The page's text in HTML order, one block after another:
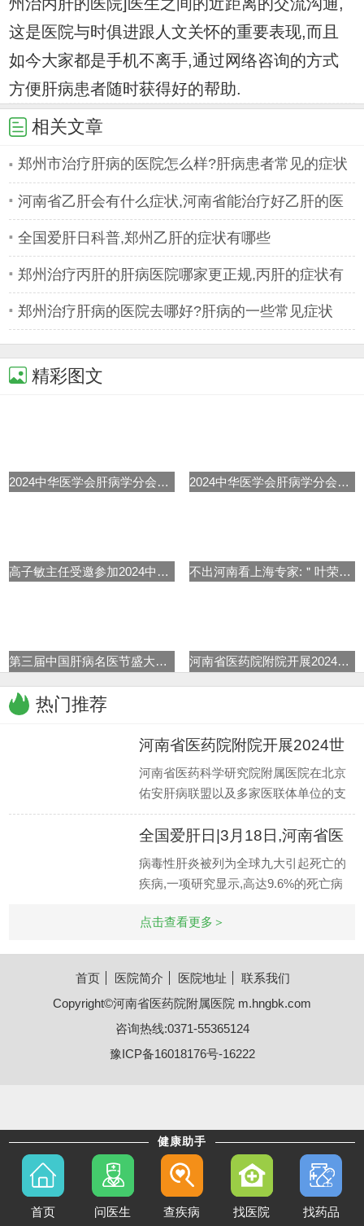
这是医院与时俱进跟人文关怀的重要表现,而且
如今大家都是手机不离手,通过网络咨询的方式
方便肝病患者随时获得好的帮助.
相关文章
郑州市治疗肝病的医院怎么样?肝病患者常见的症状
有哪些
河南省乙肝会有什么症状,河南省能治疗好乙肝的医
院全国爱肝日科普,郑州乙肝的症状有哪些
郑州治疗丙肝的肝病医院哪家更正规,丙肝的症状有
哪些
郑州治疗肝病的医院去哪好?肝病的一些常见症状
精彩图文
2024中华医学会肝病学分会学术年 2024中华医学会肝病学分会学术年
高子敏主任受邀参加2024中华医学 不出河南看上海专家:＂叶荣森肝
第三届中国肝病名医节盛大启动 河南省医药院附院开展2024世界肝
热门推荐
河南省医药院附院开展2024世
界肝
河南省医药科学研究院附属医院在北京
佑安肝病联盟以及多家医联体单位的支
持下,在乙肝临床治愈专病门诊稳定推进
的同时
全国爱肝日|3月18日,河南省医
药院
病毒性肝炎被列为全球九大引起死亡的
疾病,一项研究显示,高达9.6%的死亡病
肝炎引起
点击查看更多＞
首页 医院简介 医院地址
联系我们
Copyright©河南省医药院附属医院 m.hngbk.com
咨询热线:0371-55365124
豫ICP备16018176号-16222
健康助手
首页 问医生 查疾病 找医院 找药品